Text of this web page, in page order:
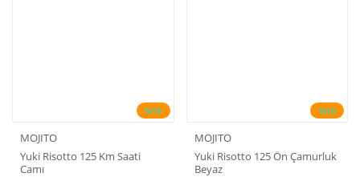
%10
MOJITO
Yuki Risotto 125 Km Saati
Camı
%10
MOJITO
Yuki Risotto 125 Ön Çamurluk
Beyaz